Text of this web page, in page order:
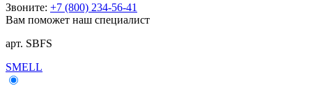
Звоните: +7 (800) 234-56-41
Вам поможет наш специалист
арт. SBFS
SMELL